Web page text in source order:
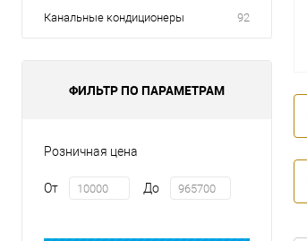
Канальные кондиционеры 92
ФИЛЬТР ПО ПАРАМЕТРАМ
Розничная цена
От До